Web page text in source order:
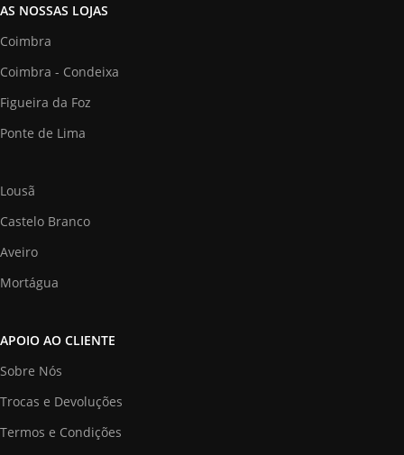
AS NOSSAS LOJAS
Coimbra
Coimbra - Condeixa
Figueira da Foz
Ponte de Lima
Lousã
Castelo Branco
Aveiro
Mortágua
APOIO AO CLIENTE
Sobre Nós
Trocas e Devoluções
Termos e Condições